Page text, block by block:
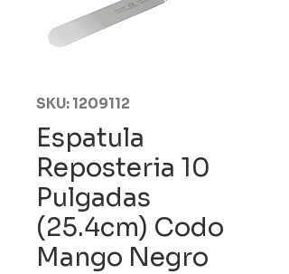
SKU: 1209112
Espatula
Reposteria 10
Pulgadas
(25.4cm) Codo
Mango Negro